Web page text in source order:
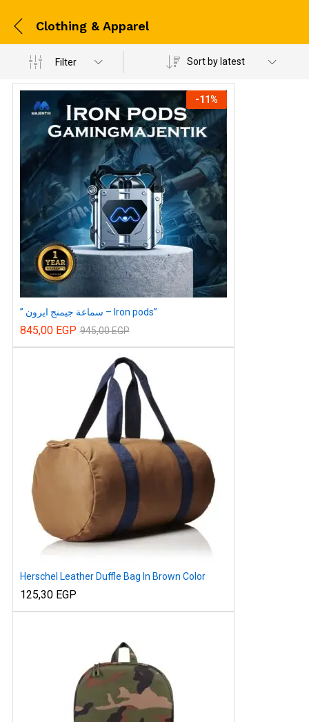
Clothing & Apparel
Filter Sort by latest
-11%
” سماعة جيمنج ايرون – Iron pods”
845,00 EGP 945,00EGP
Herschel Leather Duffle Bag In Brown Color
125,30 EGP